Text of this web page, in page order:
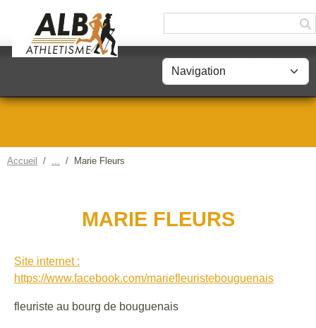
Accueil Marie Fleurs
MARIE FLEURS
Site internet :
https://www.facebook.com/mariefleuristebouguenais
fleuriste au bourg de bouguenais